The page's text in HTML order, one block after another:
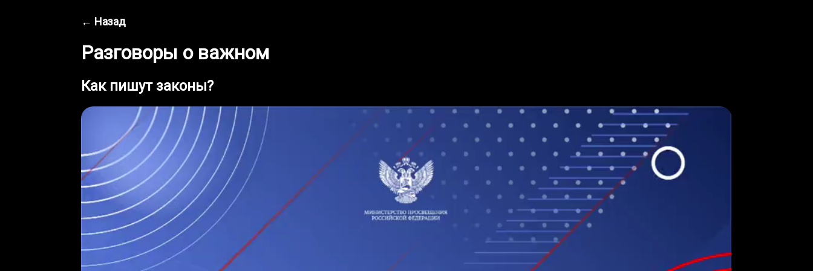
← Назад
Разговоры о важном
Как пишут законы?